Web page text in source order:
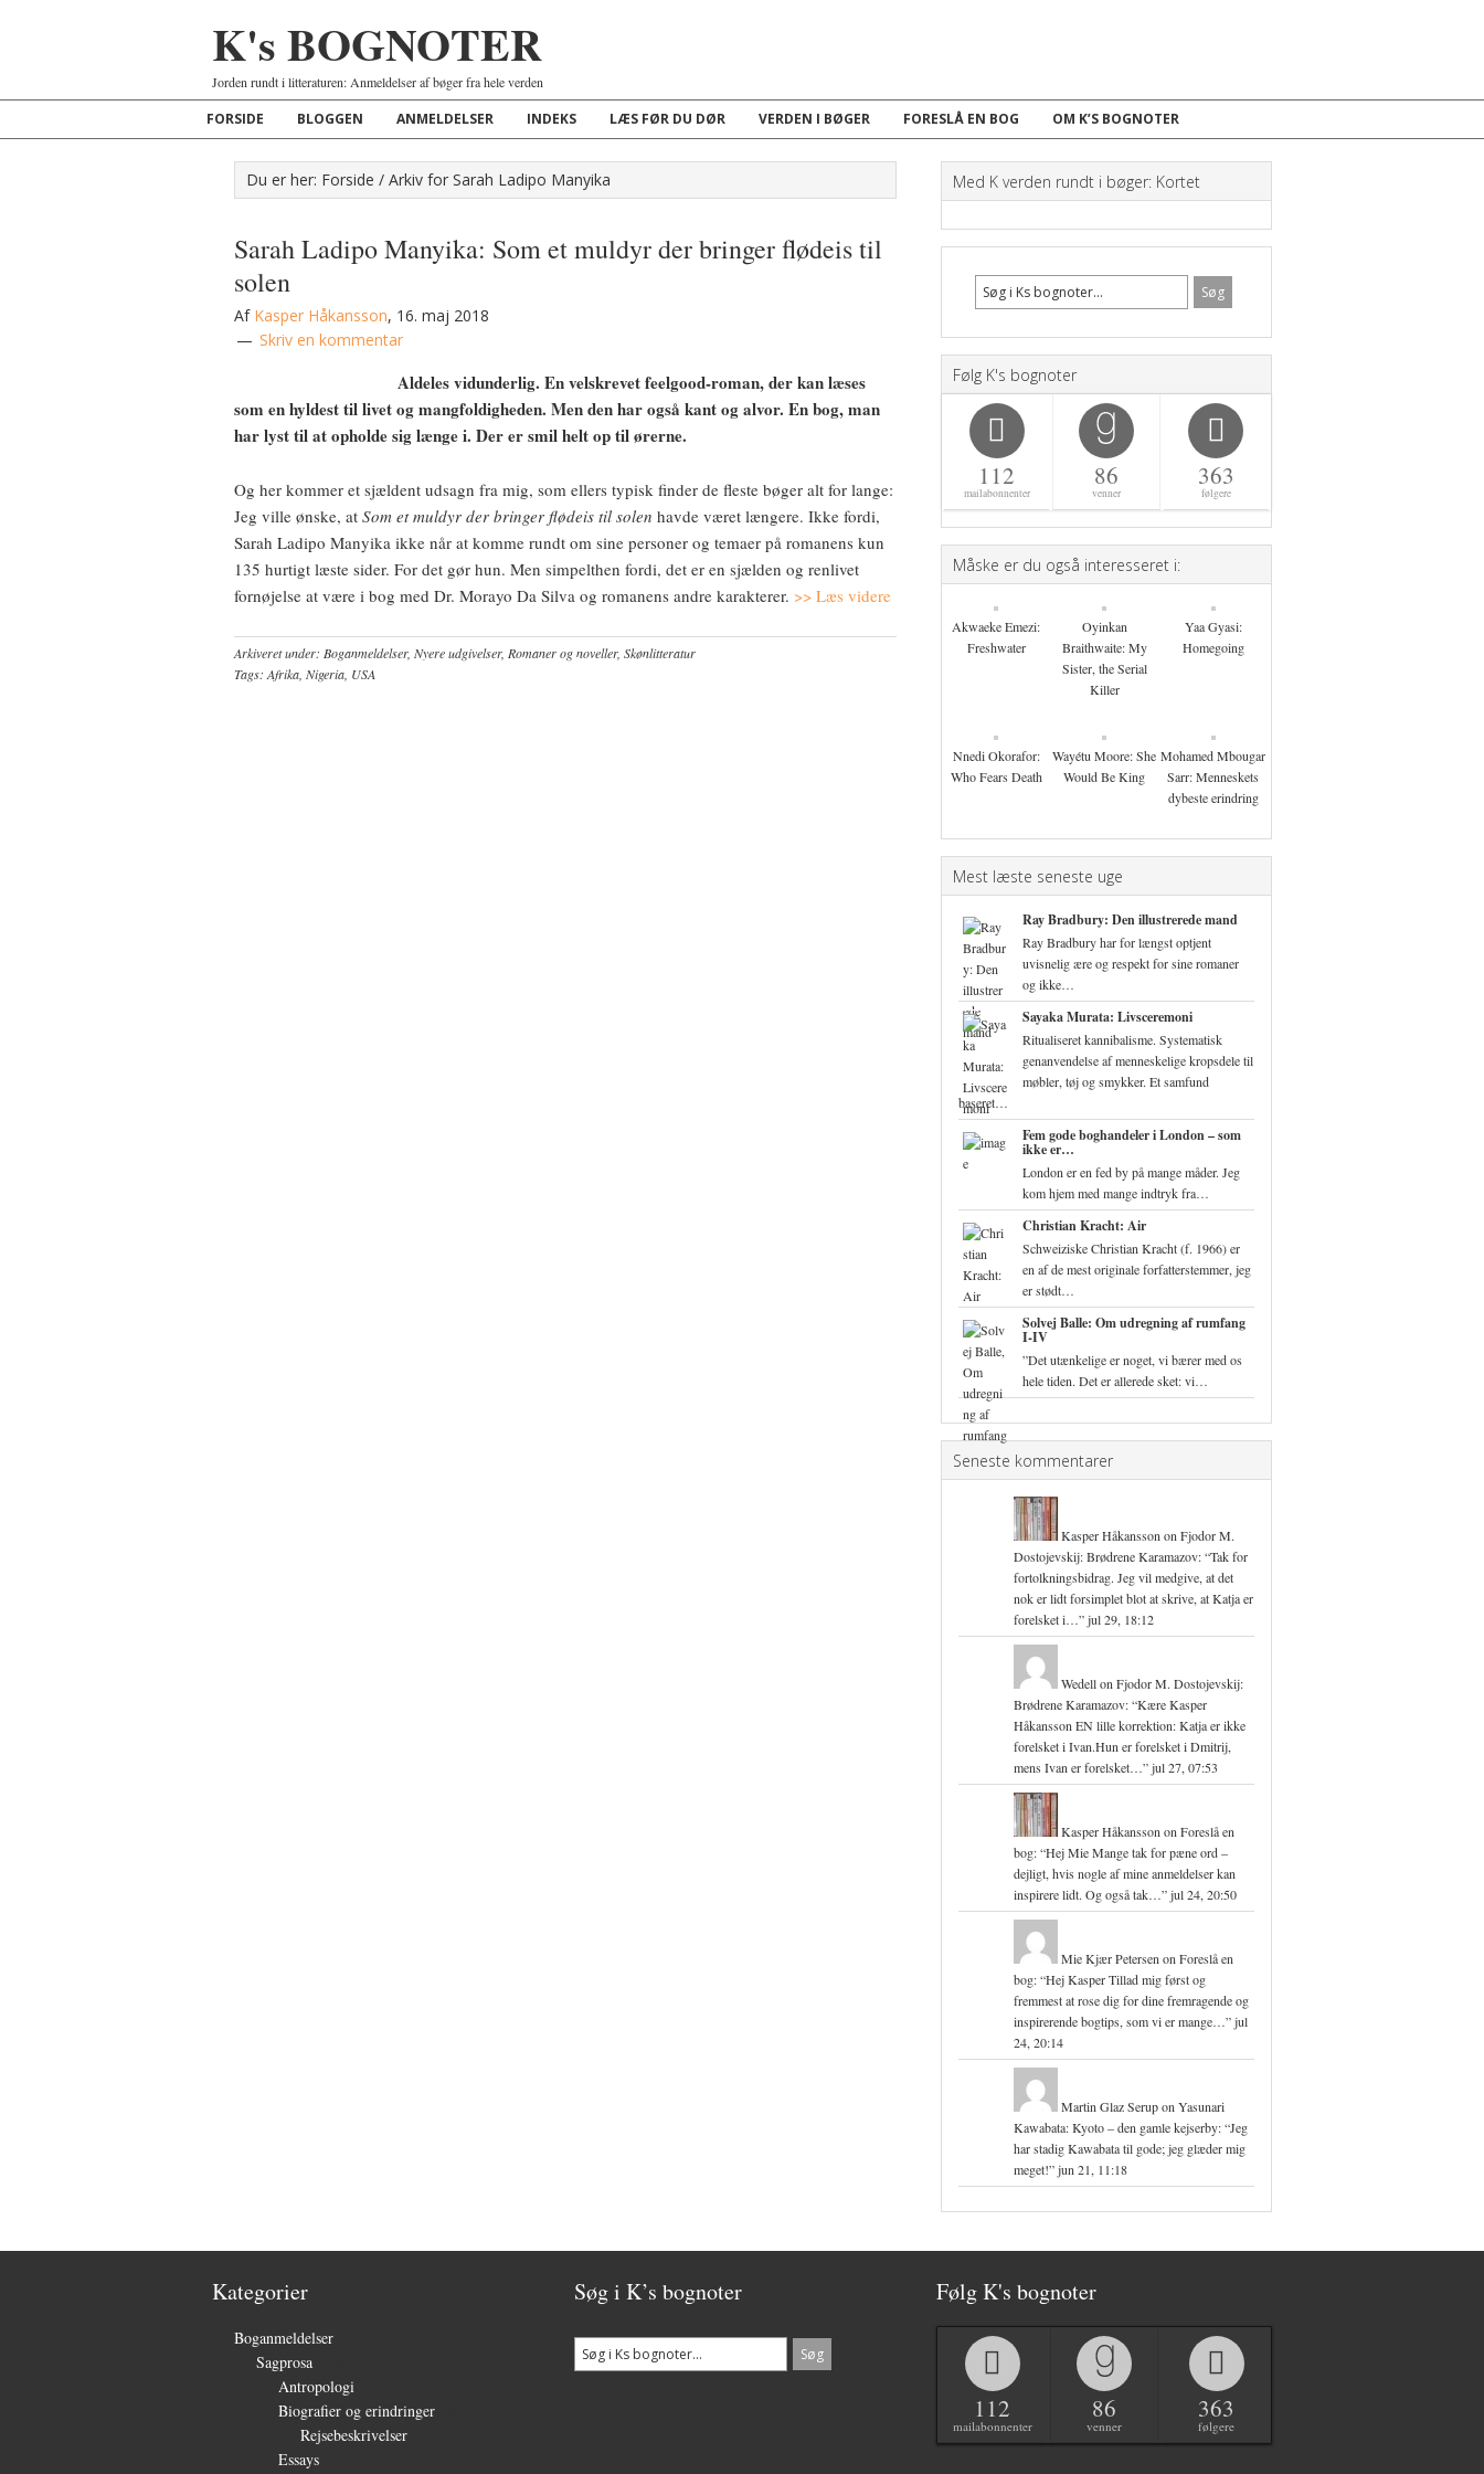
K's BOGNOTER
Jorden rundt i litteraturen: Anmeldelser af bøger fra hele verden
FORSIDE BLOGGEN ANMELDELSER INDEKS LÆS FØR DU DØR VERDEN I BØGER FORESLÅ EN BOG OM K’S BOGNOTER
Du er her: Forside / Arkiv for Sarah Ladipo Manyika
Sarah Ladipo Manyika: Som et muldyr der bringer flødeis til
solen
Af Kasper Håkansson, 16. maj 2018
Skriv en kommentar
Aldeles vidunderlig. En velskrevet feelgood-roman, der kan læses
som en hyldest til livet og mangfoldigheden. Men den har også kant og alvor. En bog, man
har lyst til at opholde sig længe i. Der er smil helt op til ørerne.
Og her kommer et sjældent udsagn fra mig, som ellers typisk finder de fleste bøger alt for lange:
Jeg ville ønske, at Som et muldyr der bringer flødeis til solen havde været længere. Ikke fordi,
Sarah Ladipo Manyika ikke når at komme rundt om sine personer og temaer på romanens kun
135 hurtigt læste sider. For det gør hun. Men simpelthen fordi, det er en sjælden og renlivet
fornøjelse at være i bog med Dr. Morayo Da Silva og romanens andre karakterer. >> Læs videre
Arkiveret under: Boganmeldelser, Nyere udgivelser, Romaner og noveller, Skønlitteratur
Tags: Afrika Nigeria USA
Med K verden rundt i bøger: Kortet
Følg K's bognoter
112
mailabonnenter
86
venner
363
følgere
Måske er du også interesseret i:
Akwaeke Emezi:
Freshwater
Oyinkan
Braithwaite: My
Sister, the Serial
Killer
Yaa Gyasi:
Homegoing
Nnedi Okorafor:
Who Fears Death
Wayétu Moore: She
Would Be King
Mohamed Mbougar
Sarr: Menneskets
dybeste erindring
Mest læste seneste uge
Ray Bradbury: Den illustrerede mand
Ray Bradbury har for længst optjent
uvisnelig ære og respekt for sine romaner
og ikke…
Sayaka Murata: Livsceremoni
Ritualiseret kannibalisme. Systematisk
genanvendelse af menneskelige kropsdele til
møbler, tøj og smykker. Et samfund
baseret…
Fem gode boghandeler i London – som
ikke er…
London er en fed by på mange måder. Jeg
kom hjem med mange indtryk fra…
Christian Kracht: Air
Schweiziske Christian Kracht (f. 1966) er
en af de mest originale forfatterstemmer, jeg
er stødt…
Solvej Balle: Om udregning af rumfang
I-IV
”Det utænkelige er noget, vi bærer med os
hele tiden. Det er allerede sket: vi…
Seneste kommentarer
Kasper Håkansson on Fjodor M.
Dostojevskij: Brødrene Karamazov: “Tak for
fortolkningsbidrag. Jeg vil medgive, at det
nok er lidt forsimplet blot at skrive, at Katja er
forelsket i…”jul 29, 18:12
Wedellon Fjodor M. Dostojevskij:
Brødrene Karamazov: “Kære Kasper
Håkansson EN lille korrektion: Katja er ikke
forelsket i Ivan.Hun er forelsket i Dmitrij,
mens Ivan er forelsket…”jul 27, 07:53
Kasper Håkansson on Foreslå en
bog: “Hej Mie Mange tak for pæne ord –
dejligt, hvis nogle af mine anmeldelser kan
inspirere lidt. Og også tak…”jul 24, 20:50
Mie Kjær Petersen on Foreslå en
bog: “Hej Kasper Tillad mig først og
fremmest at rose dig for dine fremragende og
inspirerende bogtips, som vi er mange…”jul
24, 20:14
Martin Glaz Serupon Yasunari
Kawabata: Kyoto – den gamle kejserby: “Jeg
har stadig Kawabata til gode; jeg glæder mig
meget!”jun 21, 11:18
Kategorier
Boganmeldelser
Sagprosa
Antropologi
Biografier og erindringer
Rejsebeskrivelser
Essays
Søg i K’s bognoter Følg K's bognoter
112
mailabonnenter
86
venner
363
følgere